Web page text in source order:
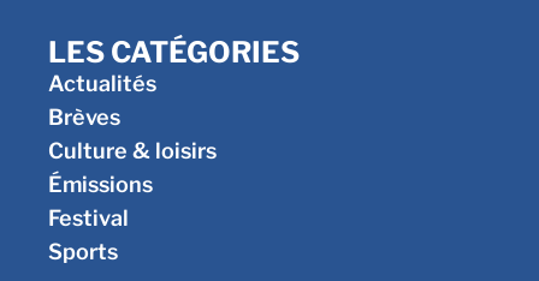
LES CATÉGORIES
Actualités
Brèves
Culture & loisirs
Émissions
Festival
Sports